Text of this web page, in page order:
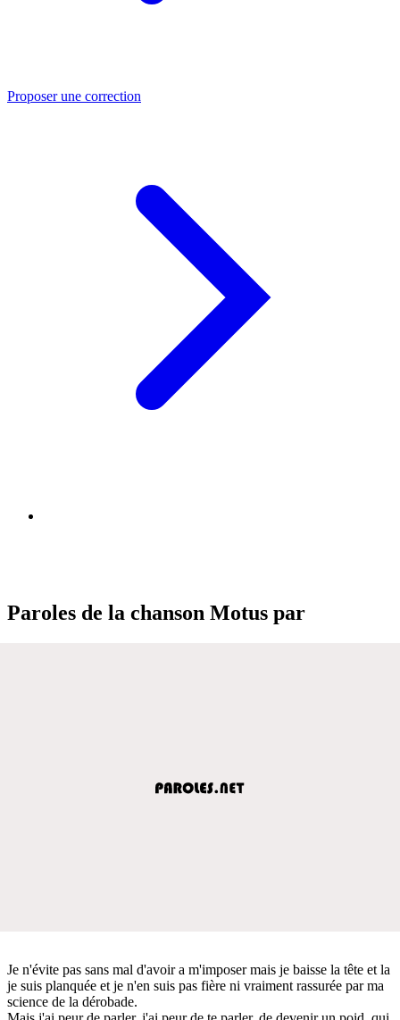
Proposer une correction
Paroles de la chanson Motus par
Je n'évite pas sans mal d'avoir a m'imposer mais je baisse la tête et la
je suis planquée et je n'en suis pas fière ni vraiment rassurée par ma
science de la dérobade.